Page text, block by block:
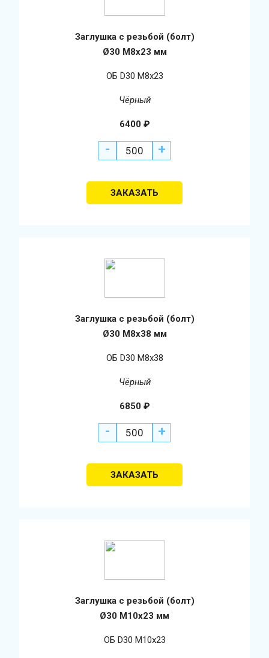
Заглушка с резьбой (болт)
Ø30 М8х23 мм
ОБ D30 М8х23
Чёрный
6400₽
- +
Заглушка с резьбой (болт)
Ø30 М8х38 мм
ОБ D30 М8х38
Чёрный
6850₽
- +
Заглушка с резьбой (болт)
Ø30 М10х23 мм
ОБ D30 М10х23